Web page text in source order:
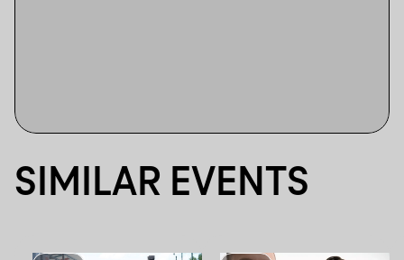
SIMILAR EVENTS